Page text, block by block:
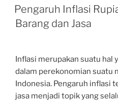
ON
Pengaruh Inflasi
Barang dan Jasa
Inflasi merupakan suatu hal
dalam perekonomian suatu
Indonesia. Pengaruh inflasi
jasa menjadi topik yang